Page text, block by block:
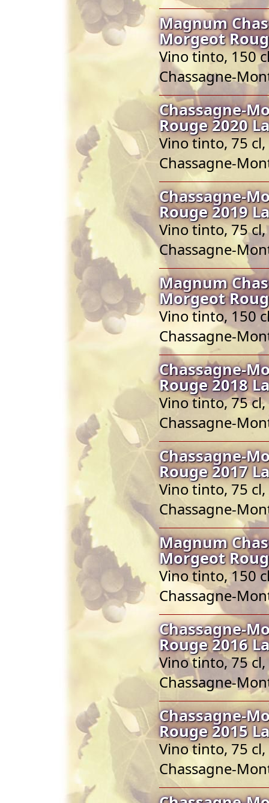
Magnum
Morgeot
Vino tinto, 150
Chassagne-
Chassagne-
Rouge 2020
Vino tinto, 75
Chassagne-
Chassagne-
Rouge 2019
Vino tinto, 75
Chassagne-
Magnum
Morgeot
Vino tinto, 150
Chassagne-
Chassagne-
Rouge 2018
Vino tinto, 75
Chassagne-
Chassagne-
Rouge 2017
Vino tinto, 75
Chassagne-
Magnum
Morgeot
Vino tinto, 150
Chassagne-
Chassagne-
Rouge 2016
Vino tinto, 75
Chassagne-
Chassagne-
Rouge 2015
Vino tinto, 75
Chassagne-